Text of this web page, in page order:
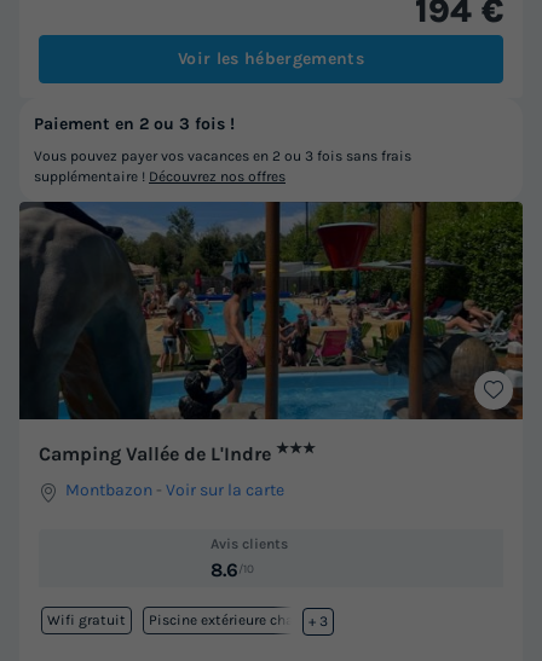
194 €
Voir les hébergements
Camping Vallée de L'Indre ★★★
Montbazon -Voir sur la carte
Avis clients
8.6/10
Wifi gratuit Piscine extérieure chauffée
+ 3
Paiement en 2 ou 3 fois !
Vous pouvez payer vos vacances en 2 ou 3 fois sans frais
supplémentaire ! Découvrez nos offres